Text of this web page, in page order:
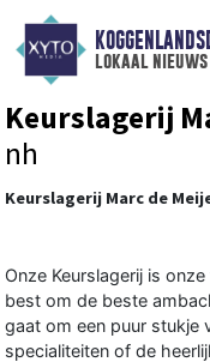
lokaal nieuws
Keurslagerij
nh
Keurslagerij Marc de
Onze Keurslagerij is
best om de beste
gaat om een puur stukje
specialiteiten of de